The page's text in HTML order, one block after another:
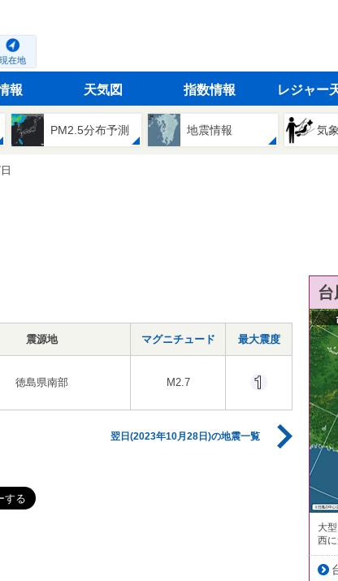
現在地
報 天気図 指数情報 レジャー
PM2.5分布予測 地震情報 気
震源地 マグニチュード 最大震度
徳島県南部 M2.7
翌日(2023年10月28日)の地震一覧
大
西